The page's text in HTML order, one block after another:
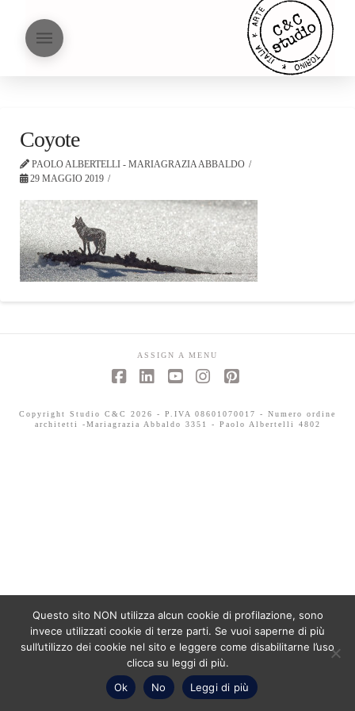
Coyote
PAOLO ALBERTELLI - MARIAGRAZIA ABBALDO
29 MAGGIO 2019
ASSIGN A MENU
Copyright Studio C&C 2026 - P.IVA 08601070017 - Numero ordine
architetti -Mariagrazia Abbaldo 3351 - Paolo Albertelli 4802
Questo sito NON utilizza alcun cookie di profilazione, sono
invece utilizzati cookie di terze parti. Se vuoi saperne di più
sull’utilizzo dei cookie nel sito e leggere come disabilitarne l’uso
clicca su leggi di più.
Ok
No Leggi di più